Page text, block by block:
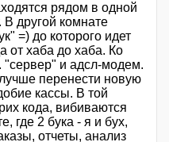
рядом в одной
В другой комнате
=) до которого идет
от хаба до хаба. Ко
"сервер" и адсл-модем.
перенести новую
кассы. В той
кода, вибиваются
где 2 бука - я и бух,
отчеты, анализ